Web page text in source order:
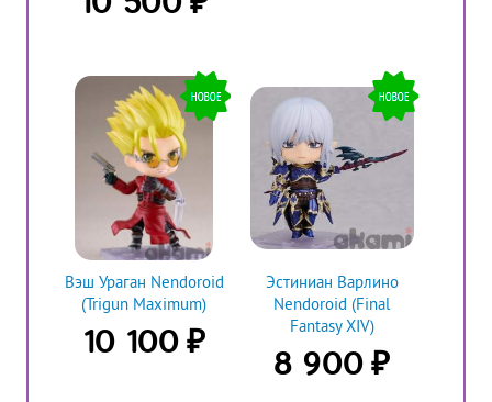
Вэш Ураган Nendoroid
(Trigun Maximum)
10 100 ₽
Эстиниан Варлино
Nendoroid (Final
Fantasy XIV)
8 900 ₽